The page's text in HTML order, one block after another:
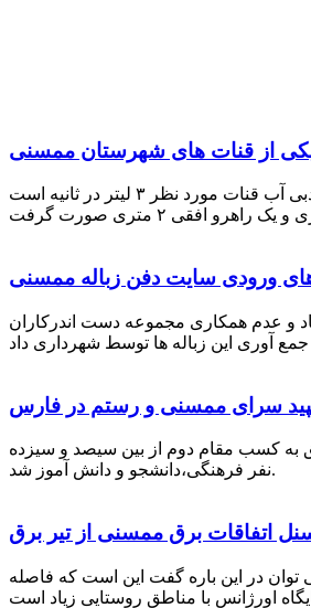
یکی از قنات های شهرستان ممسنی
احیای این قنات به گفته علیرضا ظهیر امامی رئیس کانون کارآفرینی فارس با بهره گیری از دانش و تجربه دکتر مرتضی تفتی پیشکسوت قنات های ایران انجام شد.دبی آب قنات مورد نظر ۳ لیتر در ثانیه است
ورودی سایت دفن زباله ممسنی
و عدم همکاری مجموعه دست اندرکاران
سرای ممسنی و رستم در فارس
به کسب مقام دوم از بین سیصد و سیزده
نفر فرهنگی،دانشجو و دانش آموز شد.
اتفاقات برق ممسنی از تیر برق
در این باره گفت این است که فاصله